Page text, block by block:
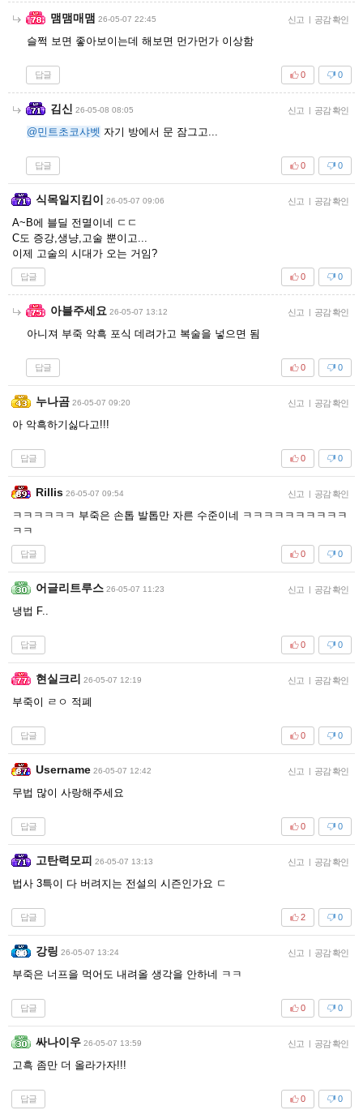
맴맴매맴 26-05-07 22:45 신고 | 공감 확인
슬쩍 보면 좋아보이는데 해보면 먼가먼가 이상함
답글 0
0
김신 26-05-08 08:05 신고 | 공감 확인
@민트초코샤벳 자기 방에서 문 잠그고...
답글 0
0
식목일지킴이 26-05-07 09:06 신고 | 공감 확인
A~B에 블딜 전멸이네 ㄷㄷ
C도 증강,생냥,고술 뿐이고...
이제 고술의 시대가 오는 거임?
답글 0
0
아블주세요 26-05-07 13:12 신고 | 공감 확인
아니져 부죽 악흑 포식 데려가고 복술을 넣으면 됨
답글 0
0
누나곰 26-05-07 09:20 신고 | 공감 확인
아 악흑하기싫다고!!!
답글 0
0
Rillis 26-05-07 09:54 신고 | 공감 확인
ㅋㅋㅋㅋㅋㅋ 부죽은 손톱 발톱만 자른 수준이네 ㅋㅋㅋㅋㅋㅋㅋㅋㅋㅋ
ㅋㅋ
답글 0
0
어글리트루스 26-05-07 11:23 신고 | 공감 확인
냉법 F..
답글 0
0
현실크리 26-05-07 12:19 신고 | 공감 확인
부죽이 ㄹㅇ 적폐
답글 0
0
Username 26-05-07 12:42 신고 | 공감 확인
무법 많이 사랑해주세요
답글 0
0
고탄력모피 26-05-07 13:13 신고 | 공감 확인
법사 3특이 다 버려지는 전설의 시즌인가요 ㄷ
답글 0
2
강링 26-05-07 13:24 신고 | 공감 확인
부죽은 너프을 먹어도 내려올 생각을 안하네 ㅋㅋ
답글 0
0
싸나이우 26-05-07 13:59 신고 | 공감 확인
고흑 좀만 더 올라가자!!!
답글 0
0